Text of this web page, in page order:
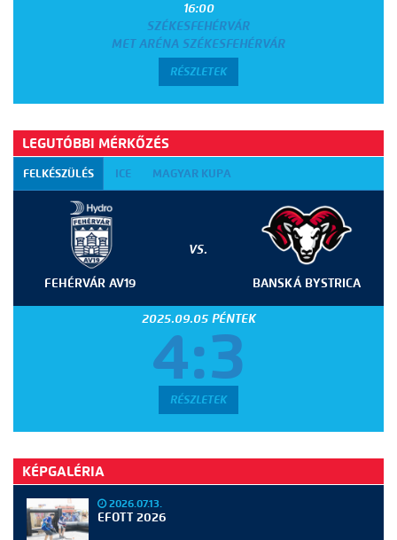
16:00
SZÉKESFEHÉRVÁR
MET ARÉNA SZÉKESFEHÉRVÁR
RÉSZLETEK
LEGUTÓBBI MÉRKŐZÉS
FELKÉSZÜLÉS ICE MAGYAR KUPA
FEHÉRVÁR AV19
VS.
BANSKÁ BYSTRICA
2025.09.05 PÉNTEK
4:3
RÉSZLETEK
KÉPGALÉRIA
2026.07.13.
EFOTT 2026